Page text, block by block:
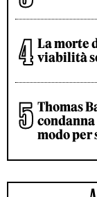
La morte
viabilità
Thomas
condanna
modo per